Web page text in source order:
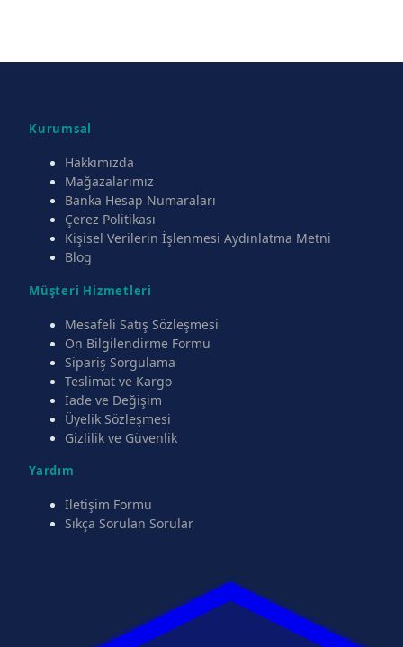
Kurumsal
Hakkımızda
Mağazalarımız
Banka Hesap Numaraları
Çerez Politikası
Kişisel Verilerin İşlenmesi Aydınlatma Metni
Blog
Müşteri Hizmetleri
Mesafeli Satış Sözleşmesi
Ön Bilgilendirme Formu
Sipariş Sorgulama
Teslimat ve Kargo
İade ve Değişim
Üyelik Sözleşmesi
Gizlilik ve Güvenlik
Yardım
İletişim Formu
Sıkça Sorulan Sorular